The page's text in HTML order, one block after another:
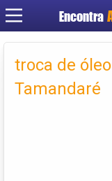
Encontra
troca de
Tamandaré